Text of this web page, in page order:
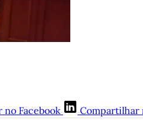
Facebook Compartilhar